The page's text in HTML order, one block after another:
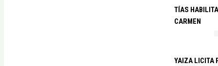
TÍAS
CARMEN
YAIZA LICITA